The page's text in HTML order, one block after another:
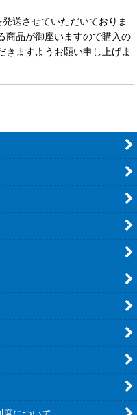
送させていただいておりま
商品が御座いますので購入の
きますようお願い申し上げま